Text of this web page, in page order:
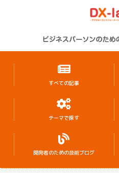
すべての記事
テーマで探す
開発者のための技術ブログ